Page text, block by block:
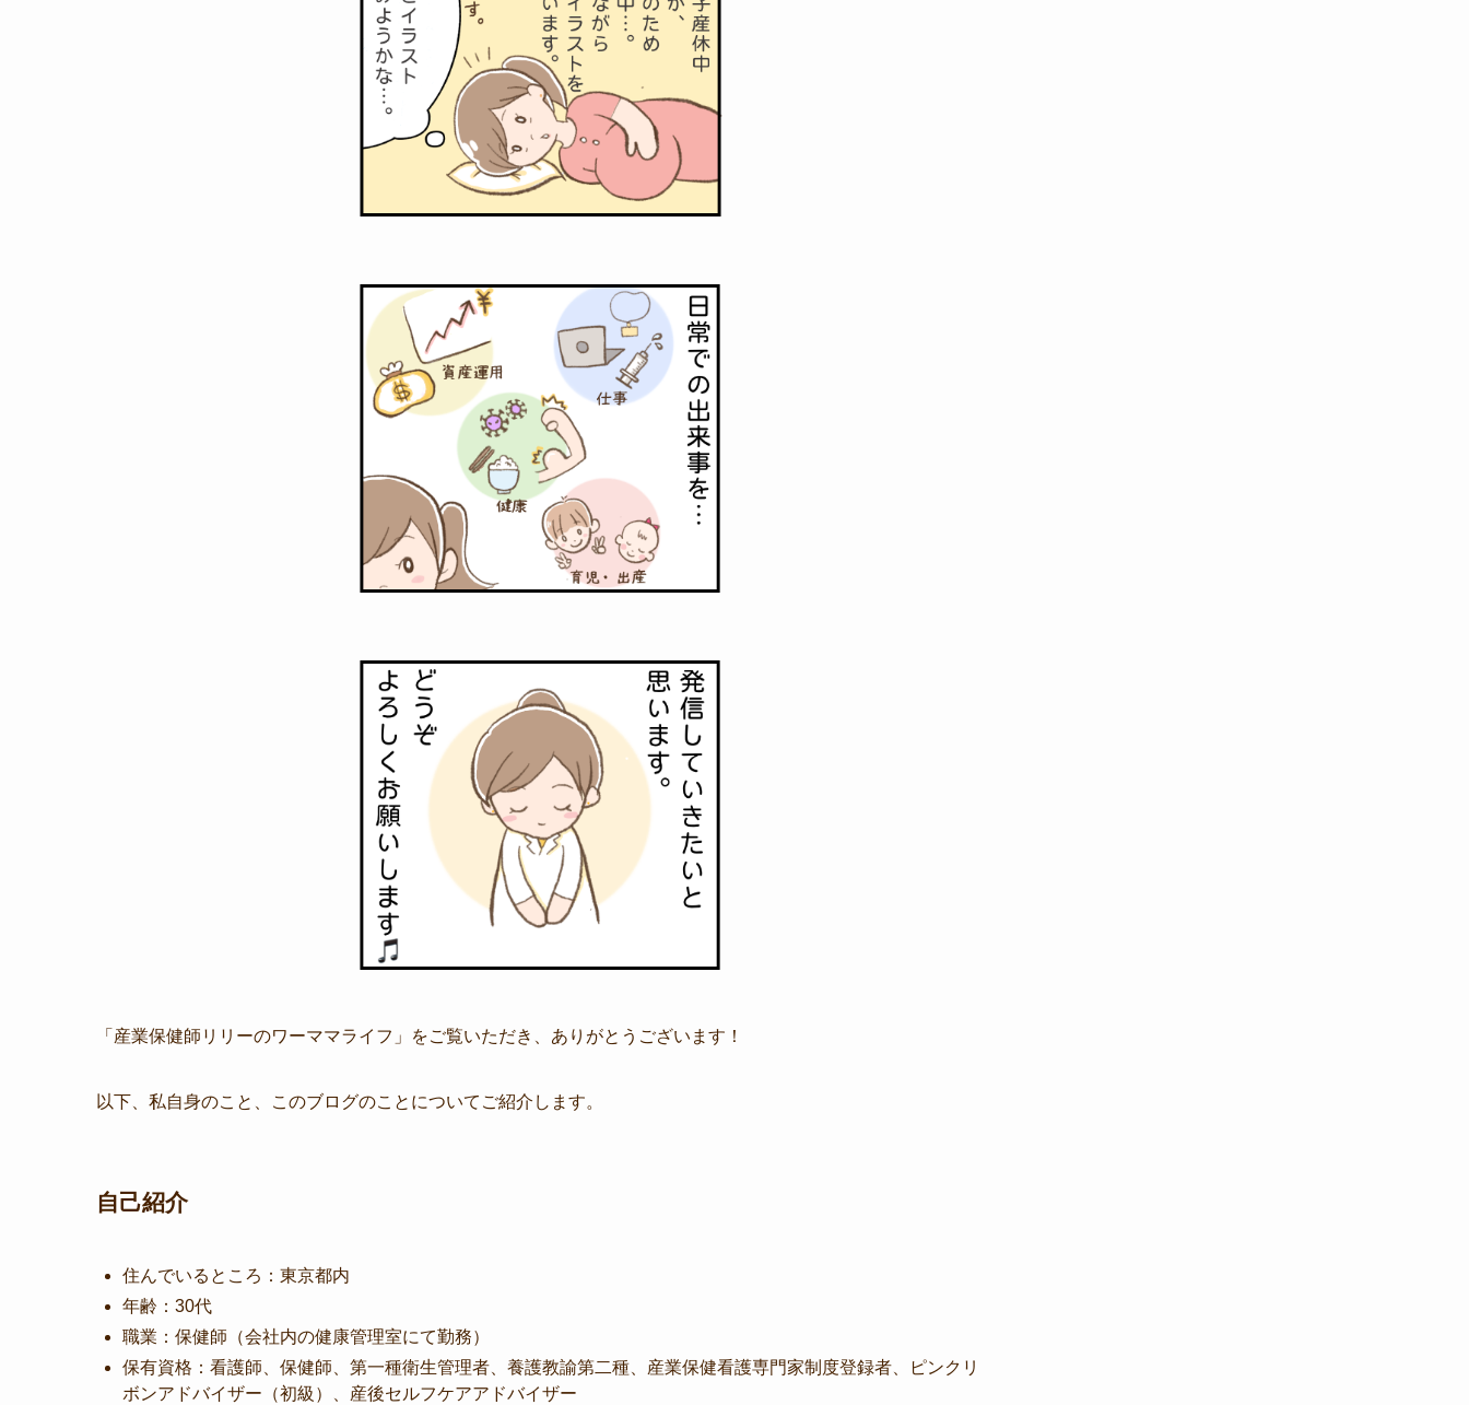
「産業保健師リリーのワーママライフ」をご覧いただき、ありがとうございます！
以下、私自身のこと、このブログのことについてご紹介します。
自己紹介
住んでいるところ：東京都内
年齢：30代
職業：保健師（会社内の健康管理室にて勤務）
保有資格：看護師、保健師、第一種衛生管理者、養護教諭第二種、産業保健看護専門家制度登録者、ピンクリ
ボンアドバイザー（初級）、産後セルフケアアドバイザー